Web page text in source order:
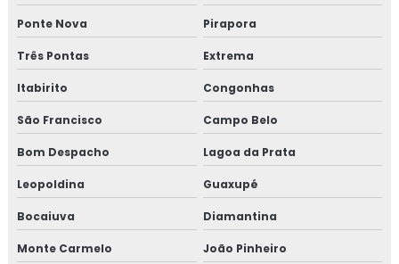
Curso de bpf para indústria de alimentos
Curso fssc
Curso fssc 22000 online
Curso de gerenciamento de resíduos sólidos
Curso de gestão de resíduos
Ponte Nova Pirapora
Três Pontas Extrema
Itabirito Congonhas
São Francisco Campo Belo
Bom Despacho Lagoa da Prata
Leopoldina Guaxupé
Bocaiuva Diamantina
Monte Carmelo João Pinheiro